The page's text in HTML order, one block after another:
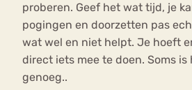
proberen. Geef het wat tijd, je
pogingen en doorzetten pas
wat wel en niet helpt. Je hoeft
direct iets mee te doen. Soms is
genoeg..